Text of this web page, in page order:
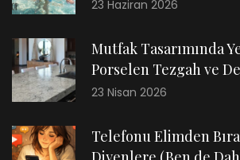
23 Haziran 2026
Mutfak Tasarımında
Porselen Tezgah ve
23 Nisan 2026
Telefonu Elimden